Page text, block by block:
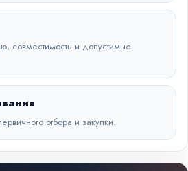
совместимость и допустимые
отбора и закупки.